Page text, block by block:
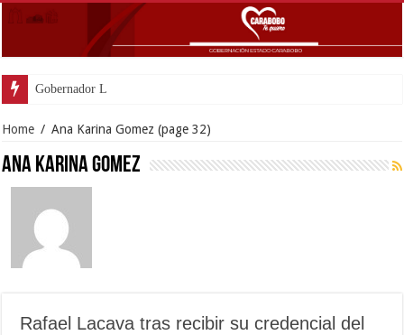
Gobernador Lacava y alcaldesa Riera supervisaron avances de reconstr
Home / Ana Karina Gomez (page 32)
Ana Karina Gomez
Rafael Lacava tras recibir su credencial del